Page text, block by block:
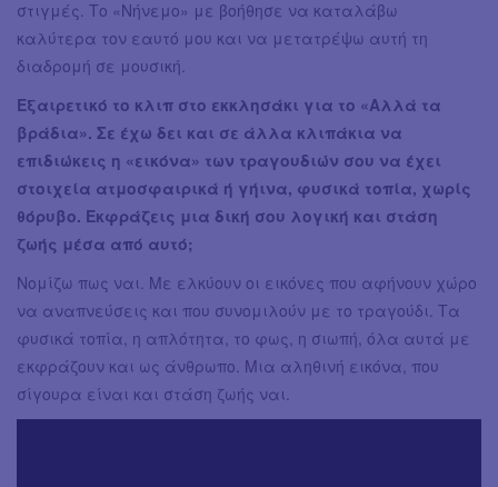
στιγμές. Το «Νήνεμο» με βοήθησε να καταλάβω
καλύτερα τον εαυτό μου και να μετατρέψω αυτή τη
διαδρομή σε μουσική.
Εξαιρετικό το κλιπ στο εκκλησάκι για το «Αλλά τα
βράδια». Σε έχω δει και σε άλλα κλιπάκια να
επιδιώκεις η «εικόνα» των τραγουδιών σου να έχει
στοιχεία ατμοσφαιρικά ή γήινα, φυσικά τοπία, χωρίς
θόρυβο. Εκφράζεις μια δική σου λογική και στάση
ζωής μέσα από αυτό;
Νομίζω πως ναι. Με ελκύουν οι εικόνες που αφήνουν χώρο
να αναπνεύσεις και που συνομιλούν με το τραγούδι. Τα
φυσικά τοπία, η απλότητα, το φως, η σιωπή, όλα αυτά με
εκφράζουν και ως άνθρωπο. Μια αληθινή εικόνα, που
σίγουρα είναι και στάση ζωής ναι.